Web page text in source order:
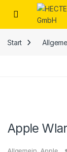
Open
Start
Apple